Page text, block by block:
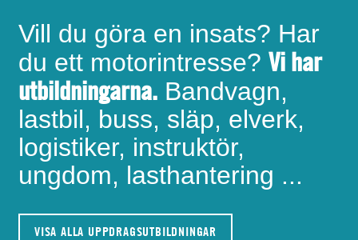
Vill du göra en insats? Har
du ett motorintresse? Vi har
utbildningarna. Bandvagn,
lastbil, buss, släp, elverk,
logistiker, instruktör,
ungdom, lasthantering ...
VISA ALLA UPPDRAGSUTBILDNINGAR